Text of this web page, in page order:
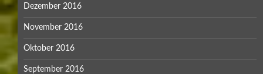
Dezember 2016
November 2016
Oktober 2016
September 2016